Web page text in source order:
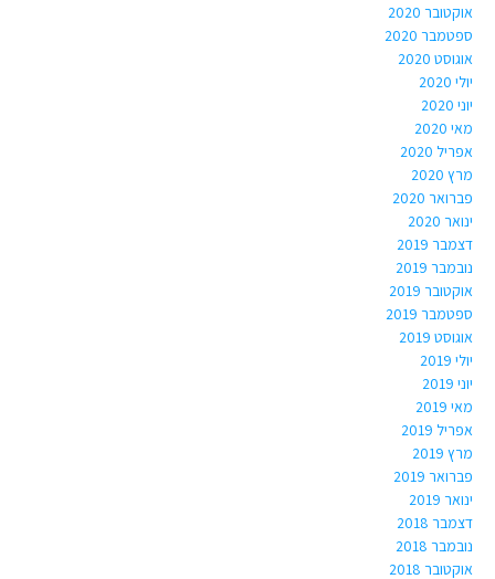
אוקטובר 2020
ספטמבר 2020
אוגוסט 2020
יולי 2020
יוני 2020
מאי 2020
אפריל 2020
מרץ 2020
פברואר 2020
ינואר 2020
דצמבר 2019
נובמבר 2019
אוקטובר 2019
ספטמבר 2019
אוגוסט 2019
יולי 2019
יוני 2019
מאי 2019
אפריל 2019
מרץ 2019
פברואר 2019
ינואר 2019
דצמבר 2018
נובמבר 2018
אוקטובר 2018